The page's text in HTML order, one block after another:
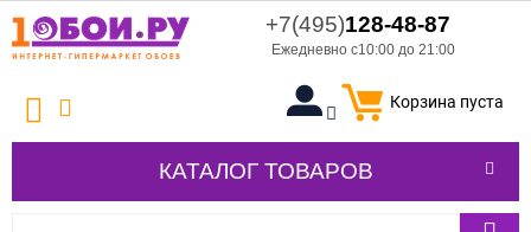
+7(495)128-48-87
Ежедневно с10:00 до 21:00
Корзина пуста
КАТАЛОГ ТОВАРОВ